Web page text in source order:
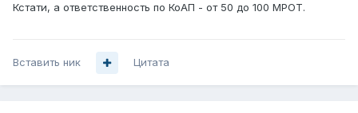
Кстати, а ответственность по КоАП - от 50 до 100 МРОТ.
Вставить ник Цитата